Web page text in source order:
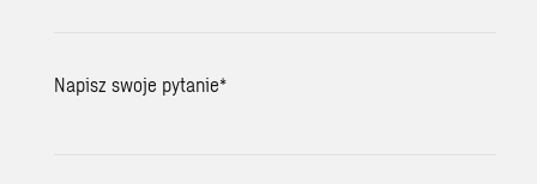
Napisz swoje pytanie*